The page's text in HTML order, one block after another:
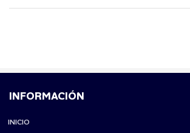
INFORMACIÓN
INICIO